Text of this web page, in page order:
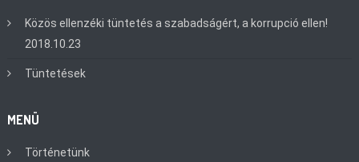
Közös ellenzéki tüntetés a szabadságért, a korrupció ellen!
2018.10.23
Tüntetések
MENÜ
Történetünk